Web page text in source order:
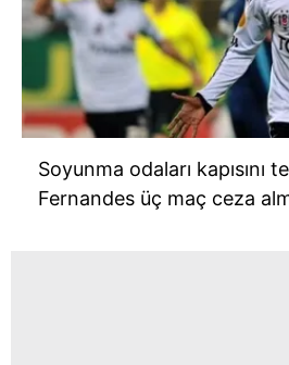
Soyunma odaları kapısını
Fernandes üç maç ceza